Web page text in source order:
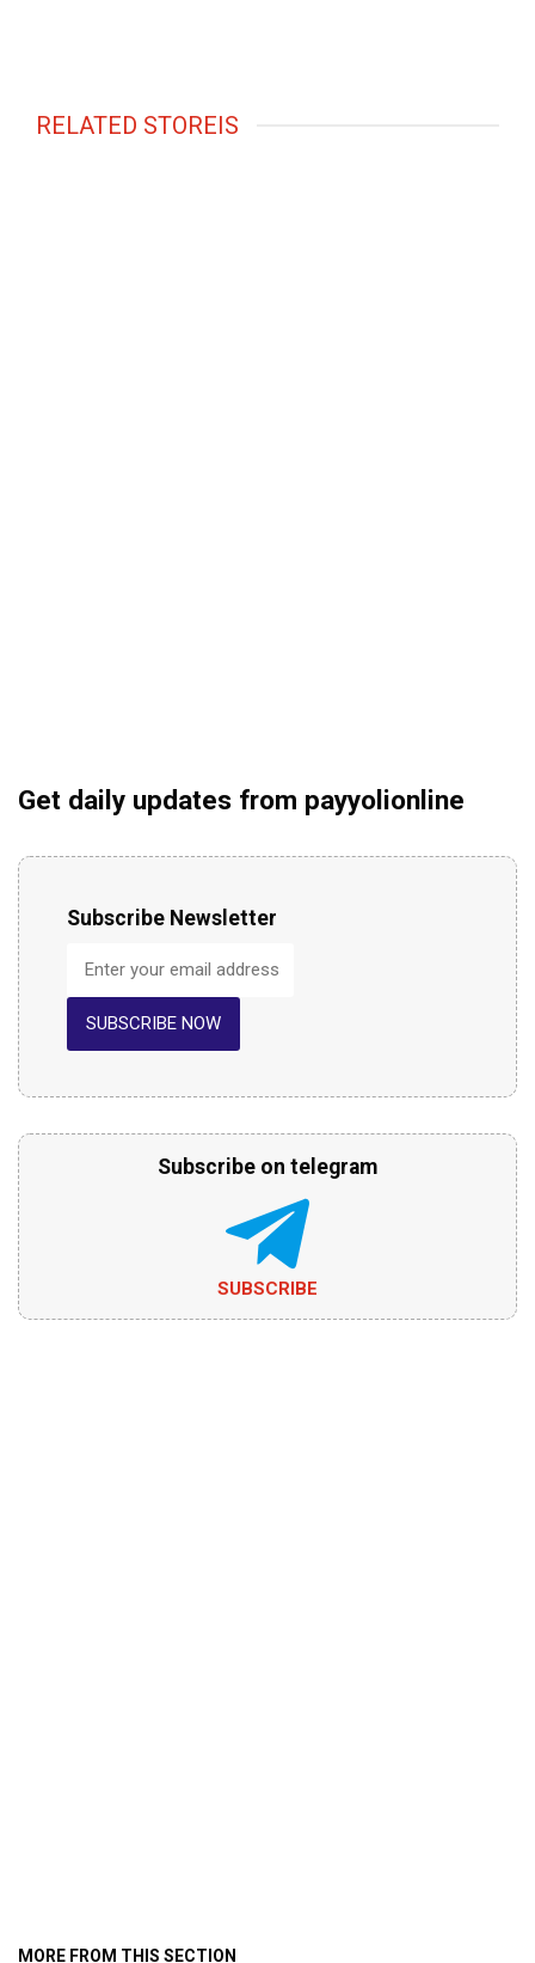
RELATED STOREIS
Get daily updates from payyolionline
Subscribe Newsletter
SUBSCRIBE NOW
Subscribe on telegram
SUBSCRIBE
MORE FROM THIS SECTION